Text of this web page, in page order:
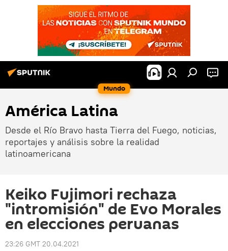
Mundo
América Latina
Desde el Río Bravo hasta Tierra del Fuego, noticias,
reportajes y análisis sobre la realidad
latinoamericana
Keiko Fujimori rechaza
"intromisión" de Evo Morales
en elecciones peruanas
23:26 GMT 20.04.2021